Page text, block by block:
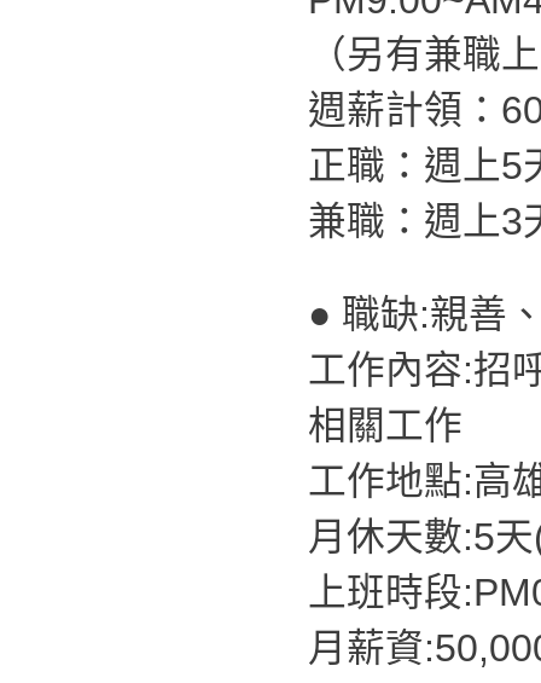
（另有兼職
週薪計領：
正職：週上5
兼職：週上3
● 職缺:親善
工作內容:招
相關工作
工作地點:高
月休天數:5
上班時段
月薪資